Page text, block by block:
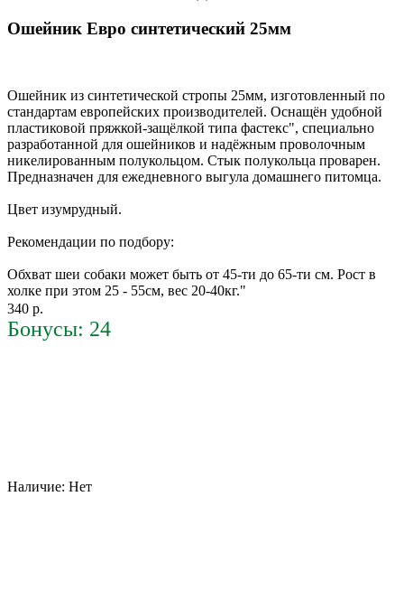
Ошейник Евро синтетический 25мм
Ошейник из синтетической стропы 25мм, изготовленный по
стандартам европейских производителей. Оснащён удобной
пластиковой пряжкой-защёлкой типа фастекс", специально
разработанной для ошейников и надёжным проволочным
никелированным полукольцом. Стык полукольца проварен.
Предназначен для ежедневного выгула домашнего питомца.
Цвет изумрудный.
Рекомендации по подбору:
Обхват шеи собаки может быть от 45-ти до 65-ти см. Рост в
холке при этом 25 - 55см, вес 20-40кг."
340 р.
Бонусы: 24
Наличие: Нет